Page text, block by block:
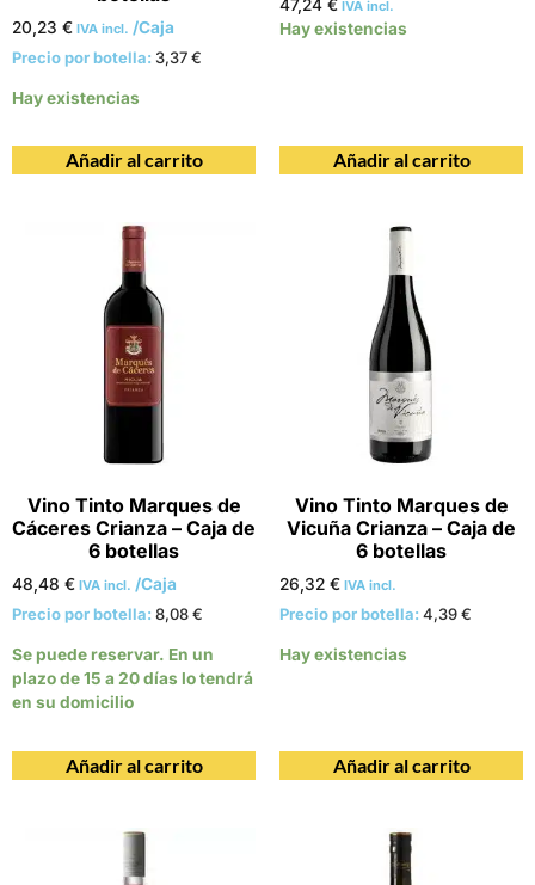
20,23 € IVA incl. /Caja
Precio por botella: 3,37€
Hay existencias
Añadir al carrito
47,24 € IVA incl.
Hay existencias
Añadir al carrito
Vino Tinto Marques de
Cáceres Crianza – Caja de
6 botellas
48,48 € IVA incl. /Caja
Precio por botella: 8,08€
Se puede reservar. En un
plazo de 15 a 20 días lo tendrá
en su domicilio
Añadir al carrito
Vino Tinto Marques de
Vicuña Crianza – Caja de
6 botellas
26,32 € IVA incl.
Precio por botella: 4,39€
Hay existencias
Añadir al carrito